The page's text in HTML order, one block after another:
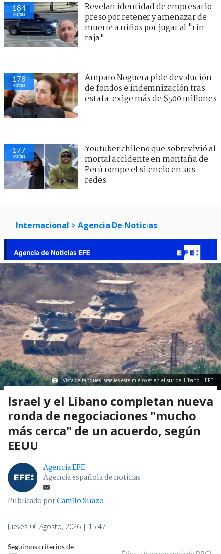
184
visitas
Revelan identidad de empresario
preso por retener y amenazar de
muerte a niños por jugar al "rin
raja"
178
visitas
Amparo Noguera pide devolución
de fondos e indemnización tras
estafa: exige más de $500 millones
177
visitas
Youtuber chileno que sobrevivió al
mortal accidente en montaña de
Perú rompe el silencio en sus
redes
Internacional > Agencia De Noticias
Vista de tanques israelíes este miércoles en el sur del Líbano | EFE
Israel y el Líbano completan nueva
ronda de negociaciones "mucho
más cerca" de un acuerdo, según
EEUU
Agencia EFE
Agencia española de noticias
Publicado porCamilo Suazo
Jueves 06 Agosto, 2026 | 15:47
Seguimos criterios de